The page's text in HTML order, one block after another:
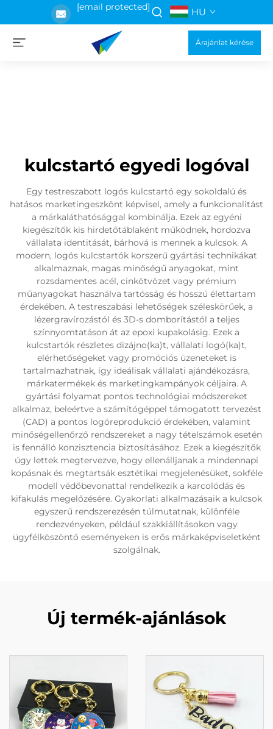
[email protected] HU
Árajánlat kérése
kulcstartó egyedi logóval
Egy testreszabott logós kulcstartó egy sokoldalú és
hatásos marketingeszkönt képvisel, amely a funkcionalitást
a márkaláthatósággal kombinálja. Ezek az egyéni
kiegészítők kis hirdetőtáblaként működnek, hordozva
vállalata identitását, bárhová is mennek a kulcsok. A
modern, logós kulcstartók korszerű gyártási technikákat
alkalmaznak, magas minőségű anyagokat, mint
rozsdamentes acél, cinkötvözet vagy prémium
műanyagokat használva tartósság és hosszú élettartam
érdekében. A testreszabási lehetőségek széleskörűek, a
lézergravírozástól és 3D-s domborítástól a teljes
színnyomtatáson át az epoxi kupakolásig. Ezek a
kulcstartók részletes dizájno(ka)t, vállalati logó(ka)t,
elérhetőségeket vagy promóciós üzeneteket is
tartalmazhatnak, így ideálisak vállalati ajándékozásra,
márkatermékek és marketingkampányok céljaira. A
gyártási folyamat pontos technológiai módszereket
alkalmaz, beleértve a számítógéppel támogatott tervezést
(CAD) a pontos logóreprodukció érdekében, valamint
minőségellenőrző rendszereket a nagy tételszámok esetén
is fennálló konzisztencia biztosításához. Ezek a kiegészítők
úgy lettek megtervezve, hogy ellenálljanak a mindennapi
kopásnak és megtartsák esztétikai megjelenésüket, sokféle
modell védőbevonattal rendelkezik a karcolódás és
kifakulás megelőzésére. Gyakorlati alkalmazásaik a kulcsok
egyszerű rendszerezésén túlmutatnak, különféle
rendezvényeken, például szakkiállításokon vagy
ügyfélköszöntő eseményeken is erős márkaképviseletként
szolgálnak.
Új termék-ajánlások